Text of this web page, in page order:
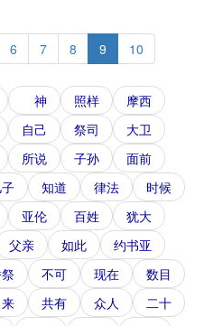
6 7 8 9 10
神 照样
摩西
自己 祭司
大卫
所说 子孙
面前
知道 律法
时候
亚伦 百姓
犹大
父亲 如此
约书亚
不可 现在
数目
共有 众人
二十